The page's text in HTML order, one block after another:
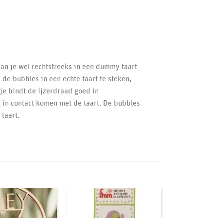
je wel rechtstreeks in een dummy taart
bubbles in een echte taart te steken,
bindt de ijzerdraad goed in
contact komen met de taart. De bubbles
taart.